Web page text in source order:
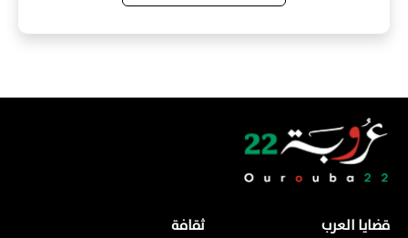
قضايا العرب
ثقافة